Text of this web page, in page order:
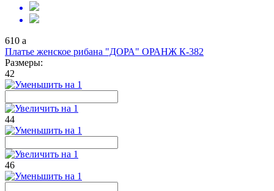
610 a
Платье женское рибана "ДОРА" ОРАНЖ К-382
Размеры:
42
44
46